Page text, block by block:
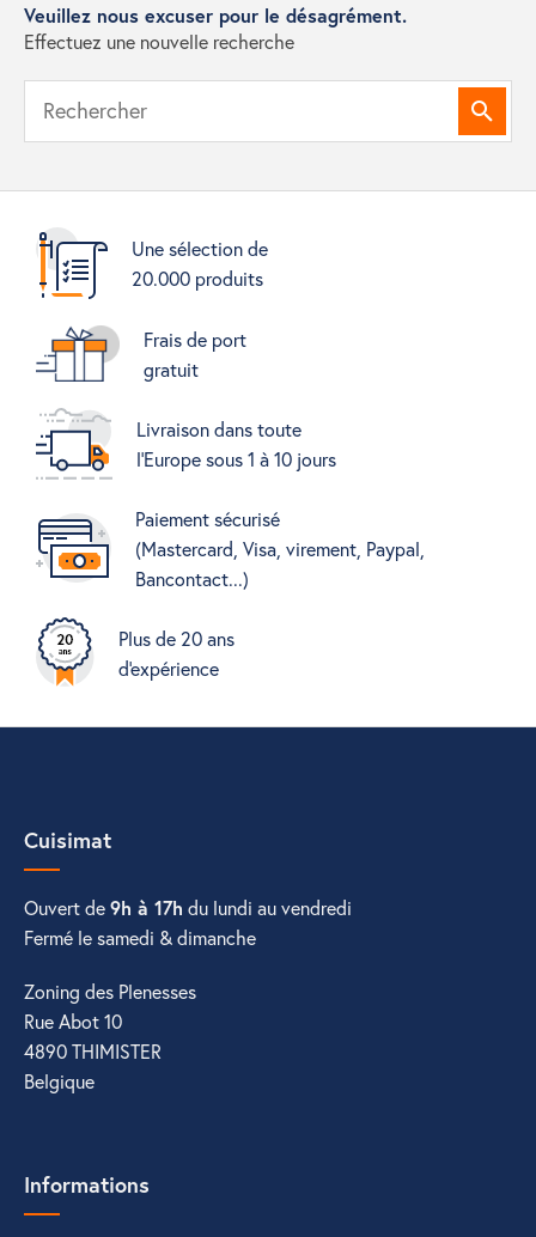
Veuillez nous excuser pour le désagrément.
Effectuez une nouvelle recherche
Une sélection de
20.000 produits
Frais de port
gratuit
Livraison dans toute
l'Europe sous 1 à 10 jours
Paiement sécurisé
(Mastercard, Visa, virement, Paypal,
Bancontact...)
Plus de 20 ans
d'expérience
Cuisimat
Ouvert de9h à 17h du lundi au vendredi
Fermé le samedi & dimanche
Zoning des Plenesses
Rue Abot 10
4890 THIMISTER
Belgique
Informations